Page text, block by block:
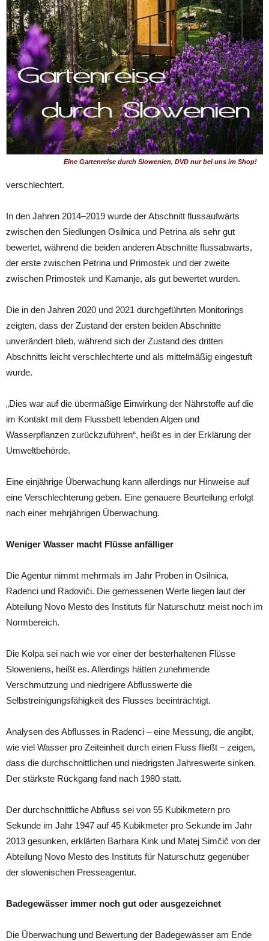
Eine Gartenreise durch Slowenien, DVD nur bei uns im Shop!
verschlechtert.
In den Jahren 2014–2019 wurde der Abschnitt flussaufwärts
zwischen den Siedlungen Osilnica und Petrina als sehr gut
bewertet, während die beiden anderen Abschnitte flussabwärts,
der erste zwischen Petrina und Primostek und der zweite
zwischen Primostek und Kamanje, als gut bewertet wurden.
Die in den Jahren 2020 und 2021 durchgeführten Monitorings
zeigten, dass der Zustand der ersten beiden Abschnitte
unverändert blieb, während sich der Zustand des dritten
Abschnitts leicht verschlechterte und als mittelmäßig eingestuft
wurde.
„Dies war auf die übermäßige Einwirkung der Nährstoffe auf die
im Kontakt mit dem Flussbett lebenden Algen und
Wasserpflanzen zurückzuführen“, heißt es in der Erklärung der
Umweltbehörde.
Eine einjährige Überwachung kann allerdings nur Hinweise auf
eine Verschlechterung geben. Eine genauere Beurteilung erfolgt
nach einer mehrjährigen Überwachung.
Weniger Wasser macht Flüsse anfälliger
Die Agentur nimmt mehrmals im Jahr Proben in Osilnica,
Radenci und Radoviči. Die gemessenen Werte liegen laut der
Abteilung Novo Mesto des Instituts für Naturschutz meist noch im
Normbereich.
Die Kolpa sei nach wie vor einer der besterhaltenen Flüsse
Sloweniens, heißt es. Allerdings hätten zunehmende
Verschmutzung und niedrigere Abflusswerte die
Selbstreinigungsfähigkeit des Flusses beeinträchtigt.
Analysen des Abflusses in Radenci – eine Messung, die angibt,
wie viel Wasser pro Zeiteinheit durch einen Fluss fließt – zeigen,
dass die durchschnittlichen und niedrigsten Jahreswerte sinken.
Der stärkste Rückgang fand nach 1980 statt.
Der durchschnittliche Abfluss sei von 55 Kubikmetern pro
Sekunde im Jahr 1947 auf 45 Kubikmeter pro Sekunde im Jahr
2013 gesunken, erklärten Barbara Kink und Matej Simčič von der
Abteilung Novo Mesto des Instituts für Naturschutz gegenüber
der slowenischen Presseagentur.
Badegewässer immer noch gut oder ausgezeichnet
Die Überwachung und Bewertung der Badegewässer am Ende